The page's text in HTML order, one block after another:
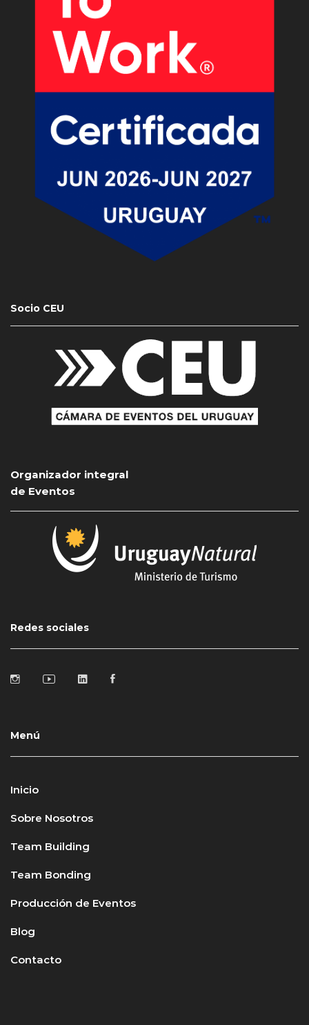
Socio CEU
Organizador integral
de Eventos
Redes sociales
Menú
Inicio
Sobre Nosotros
Team Building
Team Bonding
Producción de Eventos
Blog
Contacto